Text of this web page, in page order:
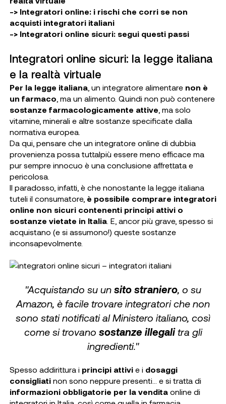
-> Integratori online: i rischi che corri se non
acquisti integratori italiani
-> Integratori online sicuri: segui questi passi
Integratori online sicuri: la legge italiana
e la realtà virtuale
Per la legge italiana, un integratore alimentare non è
un farmaco , ma un alimento. Quindi non può contenere
sostanze farmacologicamente attive , ma solo
vitamine, minerali e altre sostanze specificate dalla
normativa europea.
Da qui, pensare che un integratore online di dubbia
provenienza possa tuttalpiù essere meno efficace ma
pur sempre innocuo è una conclusione affrettata e
pericolosa.
Il paradosso, infatti, è che nonostante la legge italiana
tuteli il consumatore, è possibile comprare integratori
online non sicuri contenenti principi attivi o
sostanze vietate in Italia. E, ancor più grave, spesso si
acquistano (e si assumono!) queste sostanze
inconsapevolmente.
"Acquistando su un sito straniero, o su
Amazon, è facile trovare integratori che non
sono stati notificati al Ministero italiano, così
come si trovano sostanze illegalitra gli
ingredienti."
Spesso addirittura i principi attivie i dosaggi
consigliatinon sono neppure presenti… e si tratta di
informazioni obbligatorie per la venditaonline di